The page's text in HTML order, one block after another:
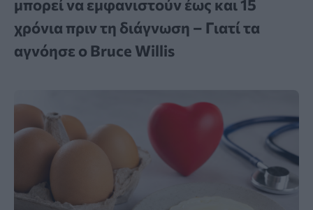
μπορεί να εμφανιστούν έως και 15
χρόνια πριν τη διάγνωση – Γιατί τα
αγνόησε ο Bruce Willis